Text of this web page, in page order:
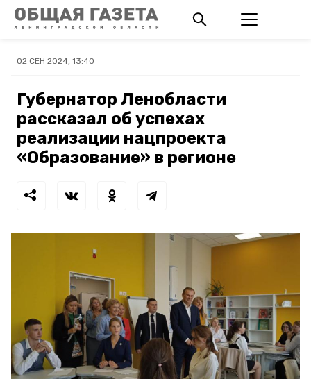
02 СЕН 2024, 13:40
Губернатор Ленобласти
рассказал об успехах
реализации нацпроекта
«Образование» в регионе